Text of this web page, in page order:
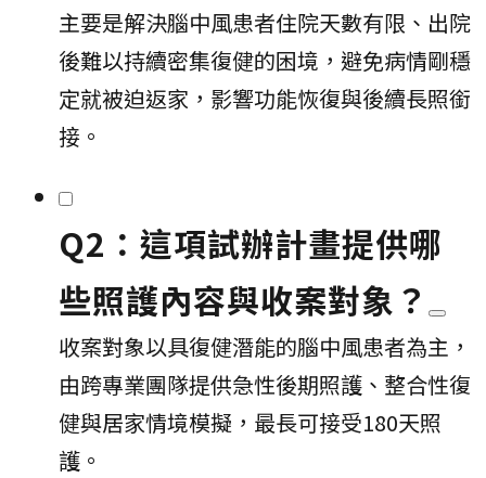
主要是解決腦中風患者住院天數有限、出院
後難以持續密集復健的困境，避免病情剛穩
定就被迫返家，影響功能恢復與後續長照銜
接。
Q2：這項試辦計畫提供哪
些照護內容與收案對象？
收案對象以具復健潛能的腦中風患者為主，
由跨專業團隊提供急性後期照護、整合性復
健與居家情境模擬，最長可接受180天照
護。